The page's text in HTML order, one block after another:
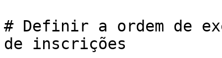
# Definir a ordem de
de inscrições